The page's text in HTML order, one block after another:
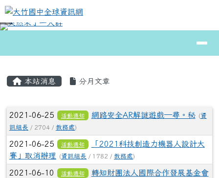
跳至主內容區
大竹國中全球資訊網
⏸
本站消息 分月文章
文章列表
2021-06-25 活動通知 網路安全AR解謎遊戲—尋。秘 (資
訊組長 / 2704 / 教務處)
2021-06-25 活動通知
「2021科技創造力機器人設計大
賽」取消辦理
(資訊組長 / 1782 / 教務處)
2021-06-10 活動通知
轉知財團法人國際合作發展基金會